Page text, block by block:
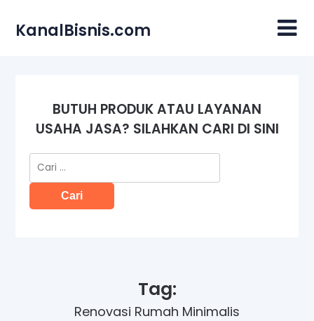
content
KanalBisnis.com
BUTUH PRODUK ATAU LAYANAN
USAHA JASA? SILAHKAN CARI DI SINI
Cari
untuk:
Tag:
Renovasi Rumah Minimalis